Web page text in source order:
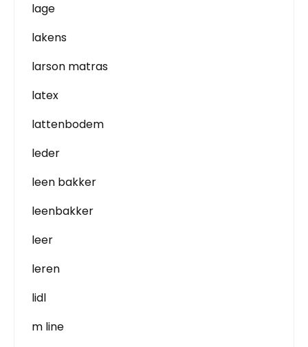
lage
lakens
larson matras
latex
lattenbodem
leder
leen bakker
leenbakker
leer
leren
lidl
m line